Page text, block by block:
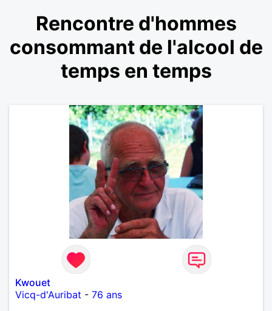
Rencontre d'hommes
consommant de l'alcool de
temps en temps
Kwouet
Vicq-d'Auribat - 76 ans